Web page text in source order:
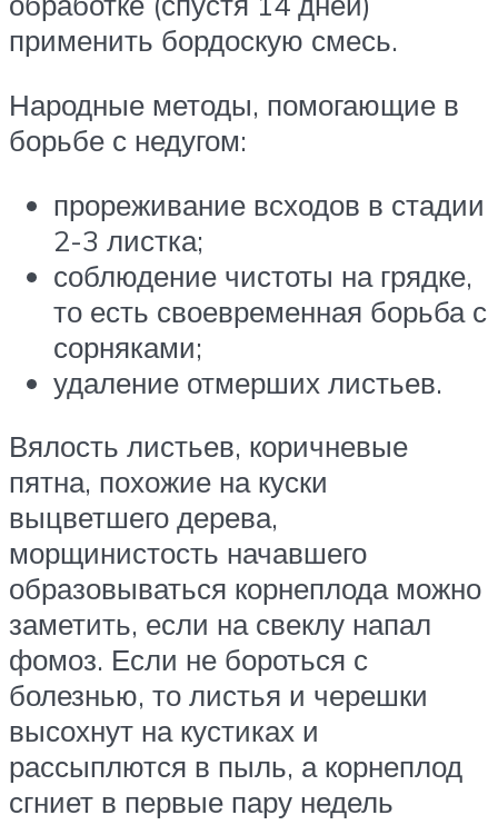
применить бордоскую смесь.
Народные методы, помогающие в
борьбе с недугом:
прореживание всходов в стадии
2-3 листка;
соблюдение чистоты на грядке,
то есть своевременная борьба с
сорняками;
удаление отмерших листьев.
Вялость листьев, коричневые
пятна, похожие на куски
выцветшего дерева,
морщинистость начавшего
образовываться корнеплода можно
заметить, если на свеклу напал
фомоз. Если не бороться с
болезнью, то листья и черешки
высохнут на кустиках и
рассыплются в пыль, а корнеплод
сгниет в первые пару недель